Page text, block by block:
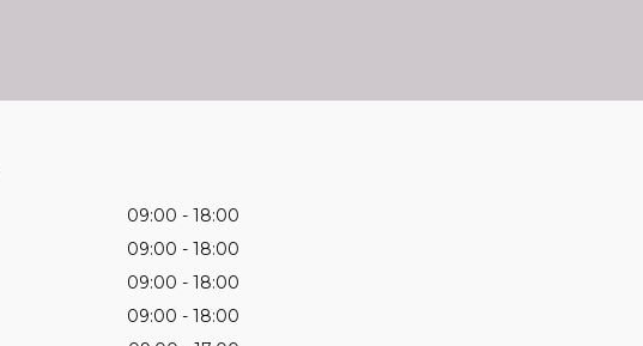
09:00
18:00
09:00
18:00
09:00
18:00
09:00
18:00